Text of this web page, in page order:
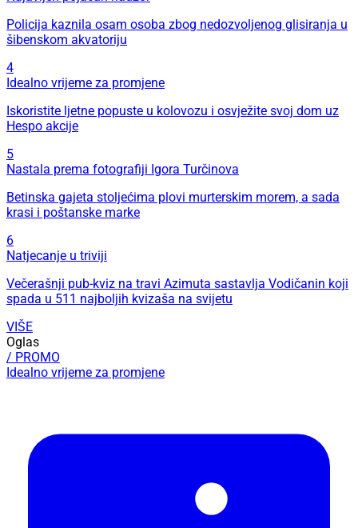
Policija kaznila osam osoba zbog nedozvoljenog glisiranja u
šibenskom akvatoriju
4
Idealno vrijeme za promjene
Iskoristite ljetne popuste u kolovozu i osvježite svoj dom uz
Hespo akcije
5
Nastala prema fotografiji Igora Turčinova
Betinska gajeta stoljećima plovi murterskim morem, a sada
krasi i poštanske marke
6
Natjecanje u triviji
Večerašnji pub-kviz na travi Azimuta sastavlja Vodičanin koji
spada u 511 najboljih kvizaša na svijetu
VIŠE
Oglas
/ PROMO
Idealno vrijeme za promjene